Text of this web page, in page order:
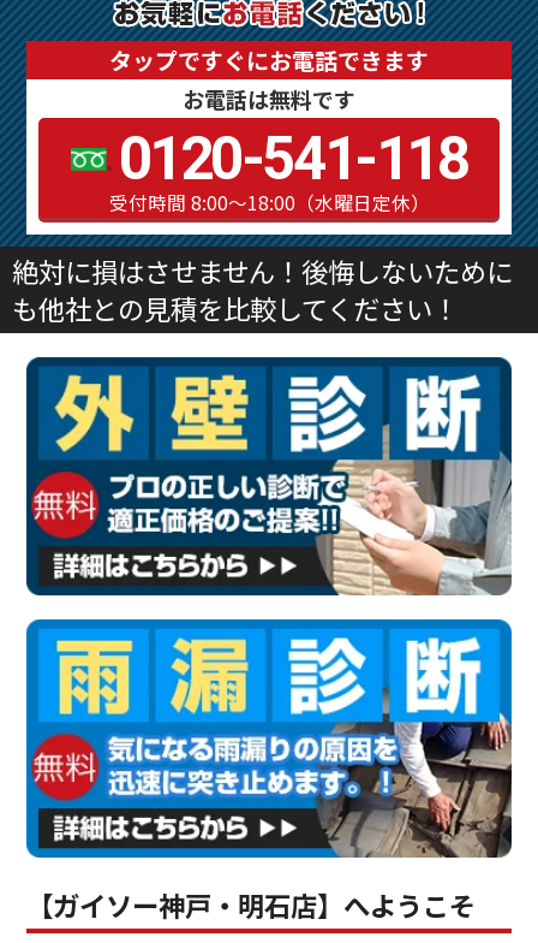
タップですぐにお電話できます
お電話は無料です
0120-541-118
受付時間 8:00～18:00（水曜日定休）
絶対に損はさせません！後悔しないために
も他社との見積を比較してください！
【ガイソー神戸・明石店】へようこそ